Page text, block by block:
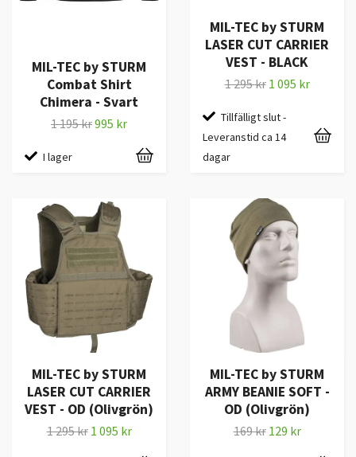
MIL-TEC by STURM
Combat Shirt
Chimera - Svart
1 195 kr995 kr
I lager
MIL-TEC by STURM
LASER CUT CARRIER
VEST - BLACK
1 295 kr 1 095 kr
Tillfälligt slut -
Leveranstid ca 14
dagar
MIL-TEC by STURM
LASER CUT CARRIER
VEST - OD (Olivgrön)
1 295 kr 1 095 kr
MIL-TEC by STURM
ARMY BEANIE SOFT -
OD (Olivgrön)
169 kr 129 kr